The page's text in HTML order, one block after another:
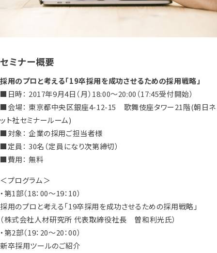
セミナー概要
採用のプロと考える「19卒採用を成功させるための採用戦略」
■日時： 2017年9月4日（月）18:00～20:00（17:45受付開始）
■会場： 東京都中央区銀座4-12-15 歌舞伎座タワー21階(朝日ネ
ット社セミナールーム)
■対象： 企業の採用ご担当者様
■定員： 30名（定員になり次第締切）
■費用： 無料
＜プログラム＞
・第1部（18：00～19：10）
採用のプロと考える「19卒採用を成功させるための採用戦略」
（株式会社人材研究所 代表取締役社長 曽和利光氏）
・第2部（19：20～20：00）
新卒採用ツールのご紹介